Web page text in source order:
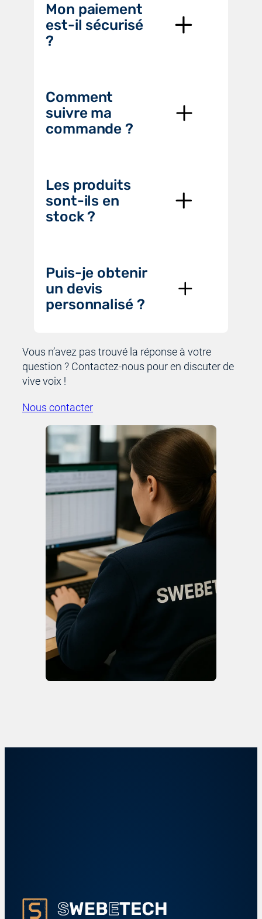
Mon paiement
est-il sécurisé
?
Comment
suivre ma
commande ?
Les produits
sont-ils en
stock ?
Puis-je obtenir
un devis
personnalisé ?
Vous n’avez pas trouvé la réponse à votre
question ? Contactez-nous pour en discuter de
vive voix !
Nous contacter